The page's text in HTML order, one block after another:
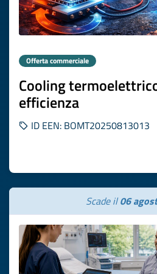
Offerta commerciale
Cooling
efficienza
ID EEN: BOMT20250813013
Scade il06